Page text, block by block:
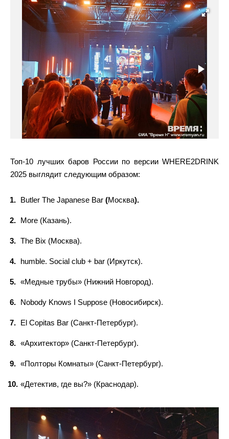
Топ-10 лучших баров России по версии WHERE2DRINK
2025 выглядит следующим образом:
Butler The Japanese Bar (Москва).
More (Казань).
The Bix (Москва).
humble. Social club + bar (Иркутск).
«Медные трубы» (Нижний Новгород).
Nobody Knows I Suppose (Новосибирск).
El Copitas Bar (Санкт-Петербург).
«Архитектор» (Санкт-Петербург).
«Полторы Комнаты» (Санкт-Петербург).
«Детектив, где вы?» (Краснодар).